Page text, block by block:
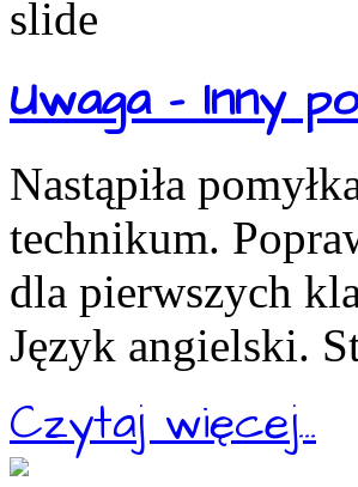
Uwaga - Inny
Nastąpiła
technikum.
dla pierwszych
Język angielski.
Czytaj więcej...